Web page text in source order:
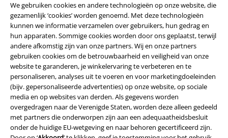
We gebruiken cookies en andere technologieën op onze website, die
gezamenlijk ‘cookies’ worden genoemd. Met deze technologieën
kunnen we informatie verzamelen over gebruikers, hun gedrag en
hun apparaten. Sommige cookies worden door ons geplaatst, terwijl
andere afkomstig zijn van onze partners. Wij en onze partners
gebruiken cookies om de betrouwbaarheid en veiligheid van onze
website te garanderen, je winkelervaring te verbeteren en te
personaliseren, analyses uit te voeren en voor marketingdoeleinden
(bijv. gepersonaliseerde advertenties) op onze website, op sociale
media en op websites van derden. Als gegevens worden
overgedragen naar de Verenigde Staten, worden deze alleen gedeeld
met partners die onderworpen zijn aan een adequaatheidsbesluit
onder de huidige EU-wetgeving en naar behoren gecertificeerd zijn.
A Warner Music Group Company
Beveiliging